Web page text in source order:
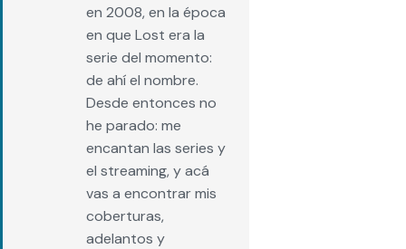
en 2008, en la época
en que Lost era la
serie del momento:
de ahí el nombre.
Desde entonces no
he parado: me
encantan las series y
el streaming, y acá
vas a encontrar mis
coberturas,
adelantos y